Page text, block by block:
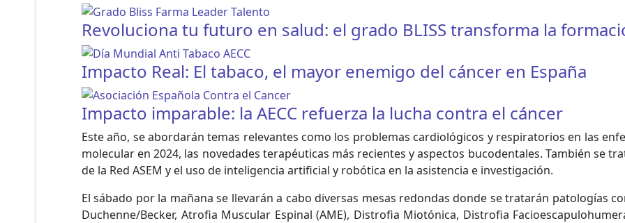
Revoluciona tu futuro en salud: el grado BLISS transforma la
Impacto Real: El tabaco, el mayor enemigo del cáncer en España
Impacto imparable: la AECC refuerza la lucha contra el cáncer
Este año, se abordarán temas relevantes como los problemas cardiológicos y respiratorios en las
molecular en 2024, las novedades terapéuticas más recientes y aspectos bucodentales. También se
de la Red ASEM y el uso de inteligencia artificial y robótica en la asistencia e investigación.
El sábado por la mañana se llevarán a cabo diversas mesas redondas donde se tratarán patologías
Duchenne/Becker, Atrofia Muscular Espinal (AME), Distrofia Miotónica, Distrofia